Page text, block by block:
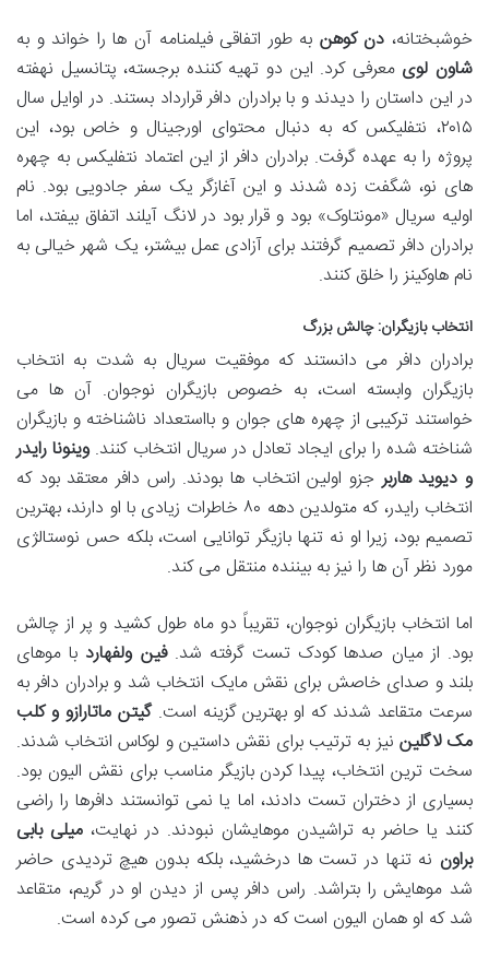
خوشبختانه، دن کوهن به طور اتفاقی فیلمنامه آن ها را خواند و به
شاون لوی معرفی کرد. این دو تهیه کننده برجسته، پتانسیل نهفته
در این داستان را دیدند و با برادران دافر قرارداد بستند. در اوایل سال
۲۰۱۵، نتفلیکس که به دنبال محتوای اورجینال و خاص بود، این
پروژه را به عهده گرفت. برادران دافر از این اعتماد نتفلیکس به چهره
های نو، شگفت زده شدند و این آغازگر یک سفر جادویی بود. نام
اولیه سریال «مونتاوک» بود و قرار بود در لانگ آیلند اتفاق بیفتد، اما
برادران دافر تصمیم گرفتند برای آزادی عمل بیشتر، یک شهر خیالی به
نام هاوکینز را خلق کنند.
انتخاب بازیگران: چالش بزرگ
برادران دافر می دانستند که موفقیت سریال به شدت به انتخاب
بازیگران وابسته است، به خصوص بازیگران نوجوان. آن ها می
خواستند ترکیبی از چهره های جوان و بااستعداد ناشناخته و بازیگران
شناخته شده را برای ایجاد تعادل در سریال انتخاب کنند.وینونا رایدر
و دیوید هاربرجزو اولین انتخاب ها بودند. راس دافر معتقد بود که
انتخاب رایدر، که متولدین دهه ۸۰ خاطرات زیادی با او دارند، بهترین
تصمیم بود، زیرا او نه تنها بازیگر توانایی است، بلکه حس نوستالژی
مورد نظر آن ها را نیز به بیننده منتقل می کند.
اما انتخاب بازیگران نوجوان، تقریباً دو ماه طول کشید و پر از چالش
بود. از میان صدها کودک تست گرفته شد.فین ولفهارد با موهای
بلند و صدای خاصش برای نقش مایک انتخاب شد و برادران دافر به
سرعت متقاعد شدند که او بهترین گزینه است.گیتن ماتارازو و کلب
مک لاگلین نیز به ترتیب برای نقش داستین و لوکاس انتخاب شدند.
سخت ترین انتخاب، پیدا کردن بازیگر مناسب برای نقش الیون بود.
بسیاری از دختران تست دادند، اما یا نمی توانستند دافرها را راضی
کنند یا حاضر به تراشیدن موهایشان نبودند. در نهایت، میلی بابی
براون نه تنها در تست ها درخشید، بلکه بدون هیچ تردیدی حاضر
شد موهایش را بتراشد. راس دافر پس از دیدن او در گریم، متقاعد
شد که او همان الیون است که در ذهنش تصور می کرده است.